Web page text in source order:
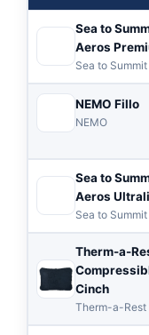
Sea to
Aeros
Sea to Summit
NEMO Fillo
NEMO
Sea to
Aeros
Sea to Summit
Therm-a-
Cinch
Therm-a-Rest